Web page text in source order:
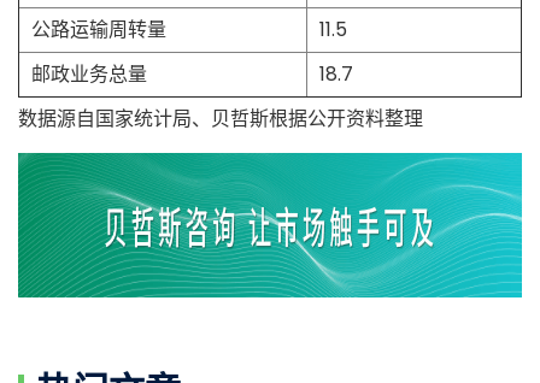
公路运输周转量
11.5
邮政业务总量
18.7
数据源自国家统计局、贝哲斯根据公开资料整理